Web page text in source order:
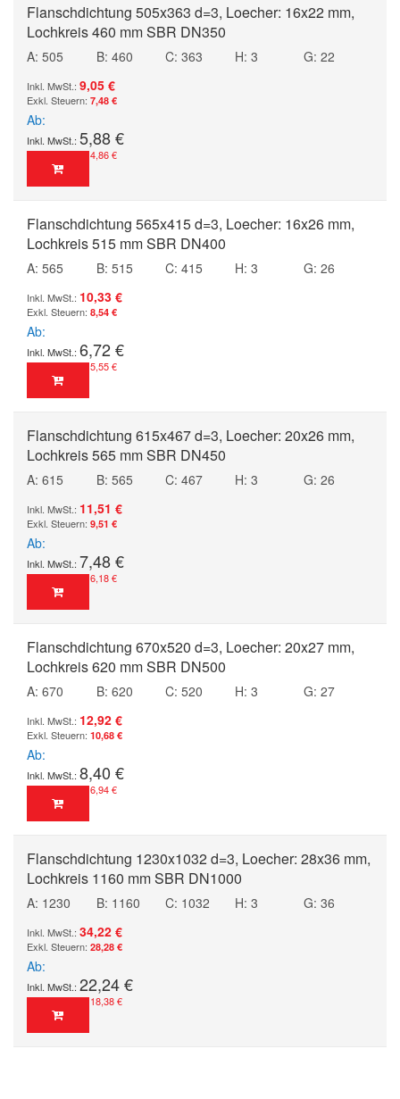
Flanschdichtung 505x363 d=3, Loecher: 16x22 mm,
Lochkreis 460 mm SBR DN350
A: 505 B: 460 C: 363 H: 3
G: 22
9,05 €
7,48 €
Ab
5,88 €
4,86 €
Flanschdichtung 565x415 d=3, Loecher: 16x26 mm,
Lochkreis 515 mm SBR DN400
A: 565 B: 515 C: 415 H: 3
G: 26
10,33 €
8,54 €
Ab
6,72 €
5,55 €
Flanschdichtung 615x467 d=3, Loecher: 20x26 mm,
Lochkreis 565 mm SBR DN450
A: 615 B: 565 C: 467 H: 3
G: 26
11,51 €
9,51 €
Ab
7,48 €
6,18 €
Flanschdichtung 670x520 d=3, Loecher: 20x27 mm,
Lochkreis 620 mm SBR DN500
A: 670 B: 620 C: 520 H: 3
G: 27
12,92 €
10,68 €
Ab
8,40 €
6,94 €
Flanschdichtung 1230x1032 d=3, Loecher: 28x36 mm,
Lochkreis 1160 mm SBR DN1000
A: 1230 B: 1160 C: 1032 H: 3
G: 36
34,22 €
28,28 €
Ab
22,24 €
18,38 €